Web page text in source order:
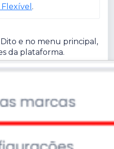
.
e no menu principal,
da plataforma.